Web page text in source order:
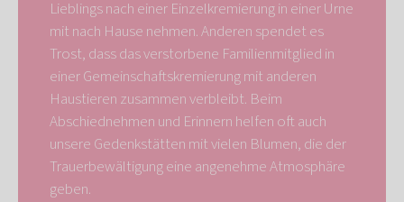
Lieblings nach einer Einzelkremierung in einer Urne
mit nach Hause nehmen. Anderen spendet es
Trost, dass das verstorbene Familienmitglied in
einer Gemeinschaftskremierung mit anderen
Haustieren zusammen verbleibt. Beim
Abschiednehmen und Erinnern helfen oft auch
unsere Gedenkstätten mit vielen Blumen, die der
Trauerbewältigung eine angenehme Atmosphäre
geben.